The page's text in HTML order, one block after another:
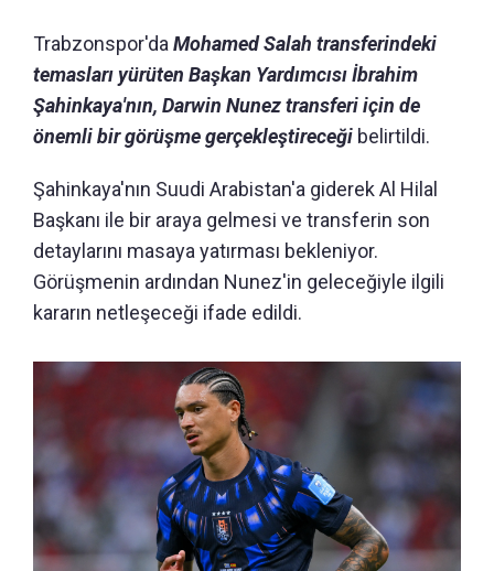
Trabzonspor'da Mohamed Salah transferindeki
temasları yürüten Başkan Yardımcısı İbrahim
Şahinkaya'nın, Darwin Nunez transferi için de
önemli bir görüşme gerçekleştireceği belirtildi.
Şahinkaya'nın Suudi Arabistan'a giderek Al Hilal
Başkanı ile bir araya gelmesi ve transferin son
detaylarını masaya yatırması bekleniyor.
Görüşmenin ardından Nunez'in geleceğiyle ilgili
kararın netleşeceği ifade edildi.